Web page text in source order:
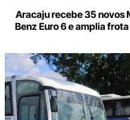
Aracaju recebe 35 novos
Benz Euro 6 e amplia